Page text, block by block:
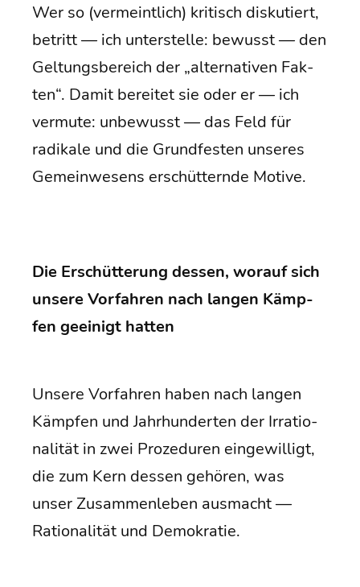
Wer so (ver­meint­lich) kri­tisch dis­ku­tiert,
betritt — ich unter­stel­le: bewusst — den
Gel­tungs­be­reich der „alter­na­ti­ven Fak­
ten“. Damit berei­tet sie oder er — ich
ver­mu­te: unbe­wusst — das Feld für
radi­ka­le und die Grund­fes­ten unse­res
Gemein­we­sens erschüt­tern­de Motive.
Die Erschüt­te­rung des­sen, wor­auf sich
unse­re Vor­fah­ren nach lan­gen Kämp­
fen geei­nigt hatten
Unse­re Vor­fah­ren haben nach lan­gen
Kämp­fen und Jahr­hun­der­ten der Irra­tio­
na­li­tät in zwei Pro­ze­du­ren ein­ge­wil­ligt,
die zum Kern des­sen gehö­ren, was
unser Zusam­men­le­ben aus­macht —
Ratio­na­li­tät und Demokratie.